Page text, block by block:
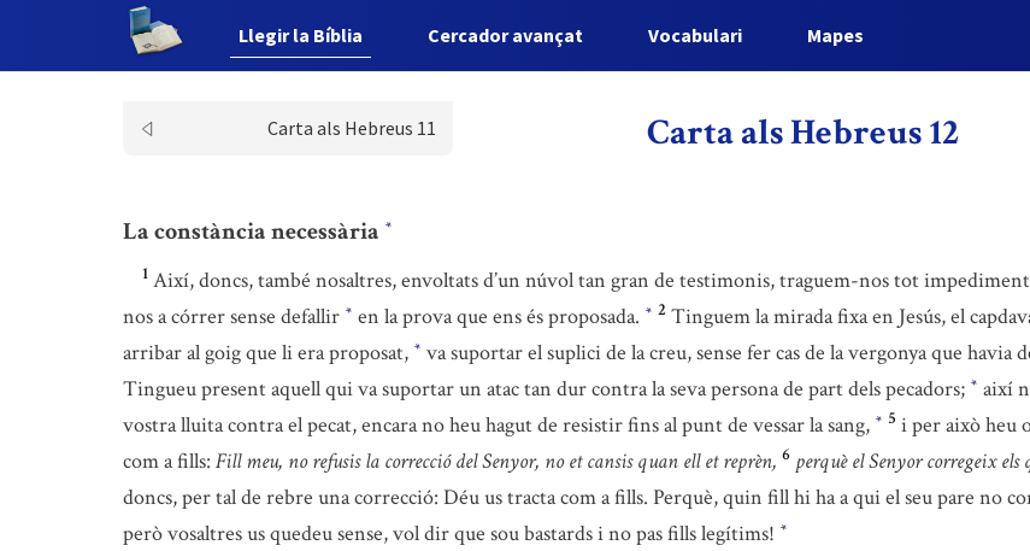
Llegir la Bíblia Cercador avançat Vocabulari Mapes
Carta als Hebreus 11 Carta als Hebreus 12
La constància necessària *
1 Així, doncs, també nosaltres, envoltats d’un núvol tan gran de testimonis, traguem-nos tot
nos a córrer sense defallir * en la prova que ens és proposada. * 2 Tinguem la mirada fixa en Jesús, el
arribar al goig que li era proposat, * va suportar el suplici de la creu, sense fer cas de la vergonya que havia
Tingueu present aquell qui va suportar un atac tan dur contra la seva persona de part dels pecadors; * així
vostra lluita contra el pecat, encara no heu hagut de resistir fins al punt de vessar la sang, * 5 i per això heu
com a fills: Fill meu, no refusis la correcció del Senyor, no et cansis quan ell et reprèn, 6 perquè el Senyor corregeix
doncs, per tal de rebre una correcció: Déu us tracta com a fills. Perquè, quin fill hi ha a qui el seu pare no
però vosaltres us quedeu sense, vol dir que sou bastards i no pas fills legítims! *